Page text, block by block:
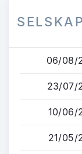
06/08/
23/07/
10/06/
21/05/